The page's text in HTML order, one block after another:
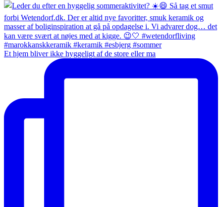
Et hjem bliver ikke hyggeligt af de store eller ma